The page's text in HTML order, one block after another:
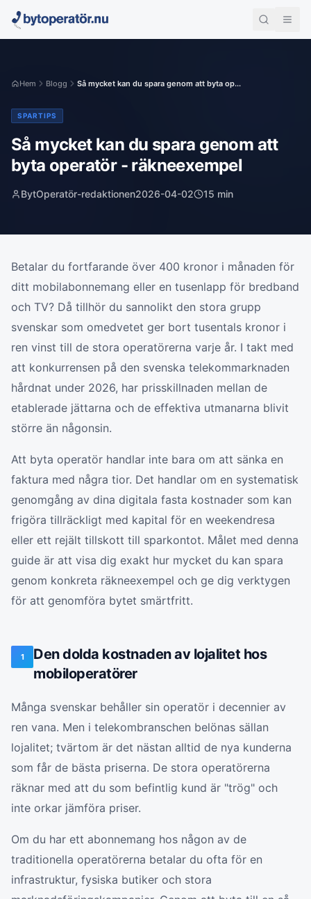
Hem Blogg Så mycket kan du spara genom att byta op...
SPARTIPS
Så mycket kan du spara genom att
byta operatör - räkneexempel
BytOperatör-redaktionen2026-04-02 15 min
Betalar du fortfarande över 400 kronor i månaden för
ditt mobilabonnemang eller en tusenlapp för bredband
och TV? Då tillhör du sannolikt den stora grupp
svenskar som omedvetet ger bort tusentals kronor i
ren vinst till de stora operatörerna varje år. I takt med
att konkurrensen på den svenska telekommarknaden
hårdnat under 2026, har prisskillnaden mellan de
etablerade jättarna och de effektiva utmanarna blivit
större än någonsin.
Att byta operatör handlar inte bara om att sänka en
faktura med några tior. Det handlar om en systematisk
genomgång av dina digitala fasta kostnader som kan
frigöra tillräckligt med kapital för en weekendresa
eller ett rejält tillskott till sparkontot. Målet med denna
guide är att visa dig exakt hur mycket du kan spara
genom konkreta räkneexempel och ge dig verktygen
för att genomföra bytet smärtfritt.
1
Den dolda kostnaden av lojalitet hos
mobiloperatörer
Många svenskar behåller sin operatör i decennier av
ren vana. Men i telekombranschen belönas sällan
lojalitet; tvärtom är det nästan alltid de nya kunderna
som får de bästa priserna. De stora operatörerna
räknar med att du som befintlig kund är "trög" och
inte orkar jämföra priser.
Om du har ett abonnemang hos någon av de
traditionella operatörerna betalar du ofta för en
infrastruktur, fysiska butiker och stora